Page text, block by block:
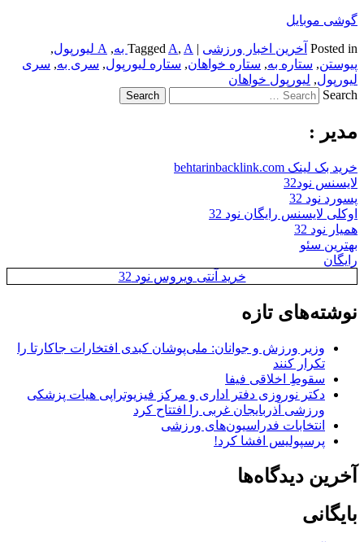
گوشی موبایل
Posted in آخرین اخبار ورزشی |
Tagged A, A به , A لیورپول
,
پیوستن, ستاره به, ستاره خواهان, ستاره لیورپول, سری به, سری
لیورپول, لیورپول خواهان
Search
مدیر :
خرید بک لینک behtarinbacklink.com
لایسنس نود32
پسورد نود 32
اوکلی لایسنس رایگان نود 32
همیار نود 32
بهترین سئو
رایگان
خرید آنتی ویروس نود 32
نوشته‌های تازه
وزیر ورزش و جوانان: ملی‌پوشان کبدی افتخارات جاکارتا را
تکرار کنند
سقوطِ اخلاقی فیفا
دکتر نوروزی دفتر اداری و مرکز فیزیوتراپی هیات پزشکی
ورزشی آذربایجان غربی را افتتاح کرد
انتخابات فدراسیون‌های ورزشی
پرسپولیس افشا کرد!
آخرین دیدگاه‌ها
بایگانی